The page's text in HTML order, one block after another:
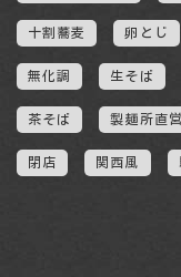
十割蕎麦 卵とじ
無化調 生そば
茶そば 製麺所直営
閉店 関西風